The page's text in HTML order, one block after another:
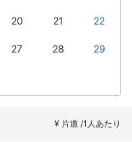
20 21 22
27 28 29
¥ 片道 /1人あたり